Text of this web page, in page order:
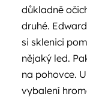
důkladně
druhé.
si sklenici
nějaký led.
na pohovce.
vybalení